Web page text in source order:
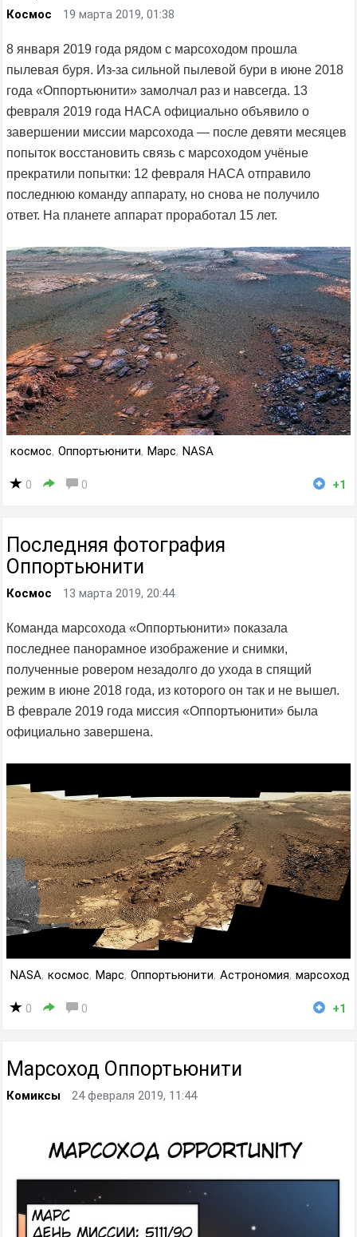
Космос 19 марта 2019, 01:38
8 января 2019 года рядом с марсоходом прошла
пылевая буря. Из-за сильной пылевой бури в июне 2018
года «Оппортьюнити» замолчал раз и навсегда. 13
февраля 2019 года НАСА официально объявило о
завершении миссии марсохода — после девяти месяцев
попыток восстановить связь с марсоходом учёные
прекратили попытки: 12 февраля НАСА отправило
последнюю команду аппарату, но снова не получило
ответ. На планете аппарат проработал 15 лет.
космос, Оппортьюнити, Марс, NASA
0 0 +1
Последняя фотография
Оппортьюнити
Космос 13 марта 2019, 20:44
Команда марсохода «Оппортьюнити» показала
последнее панорамное изображение и снимки,
полученные ровером незадолго до ухода в спящий
режим в июне 2018 года, из которого он так и не вышел.
В феврале 2019 года миссия «Оппортьюнити» была
официально завершена.
NASA, космос, Марс, Оппортьюнити, Астрономия, марсоход
0 0 +1
Марсоход Оппортьюнити
Комиксы 24 февраля 2019, 11:44